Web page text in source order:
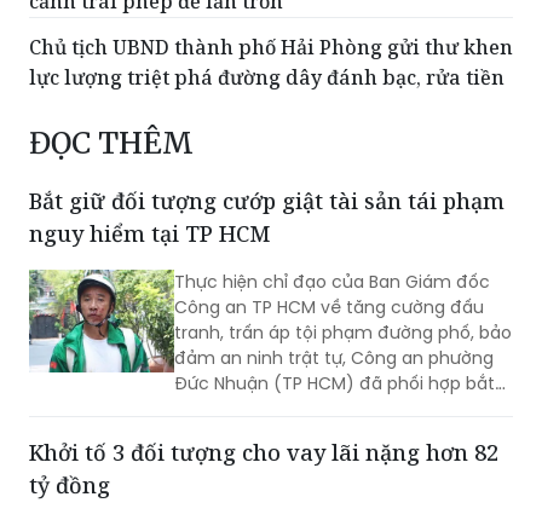
Hồng, một người bị xử phạt
Bắt giữ đối tượng truy nã người nước ngoài nhập
cảnh trái phép để lẩn trốn
Chủ tịch UBND thành phố Hải Phòng gửi thư khen
lực lượng triệt phá đường dây đánh bạc, rửa tiền
ĐỌC THÊM
Bắt giữ đối tượng cướp giật tài sản tái phạm
nguy hiểm tại TP HCM
Thực hiện chỉ đạo của Ban Giám đốc
Công an TP HCM về tăng cường đấu
đảm an ninh trật tự, Công an phường
Đức Nhuận (TP HCM) đã phối hợp bắt